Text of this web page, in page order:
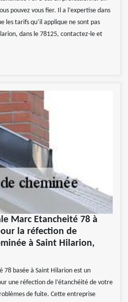
pouvez vous fier. Il a l’expertise dans
les tarifs qu’il applique ne sont pas
dans le 78125, contactez-le et
Marc Etancheité 78 à
la réfection de
à Saint Hilarion,
78 basée à Saint Hilarion est un
une réfection de l’étanchéité de votre
de fuite. Cette entreprise